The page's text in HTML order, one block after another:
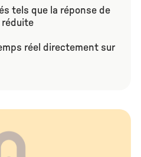
tels que la réponse de
réduite
réel directement sur